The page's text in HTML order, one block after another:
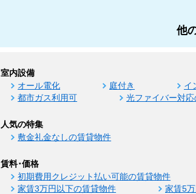
他
室内設備
オール電化 庭付き イ
都市ガス利用可
光ファイバー対
人気の特集
敷金礼金なしの賃貸物件
賃料･価格
初期費用クレジット払い可能の賃貸物件
家賃3万円以下の賃貸物件
家賃5